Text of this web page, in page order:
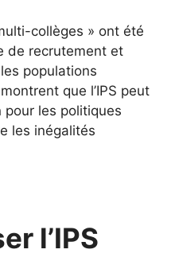
collèges » ont été
de recrutement et
populations
que l’IPS peut
pour les politiques
les inégalités
l’IPS